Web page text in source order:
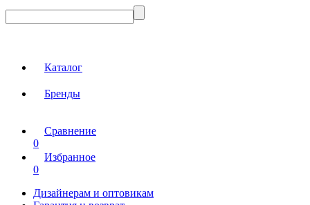
Каталог
Бренды
Сравнение
0
Избранное
0
Дизайнерам и оптовикам